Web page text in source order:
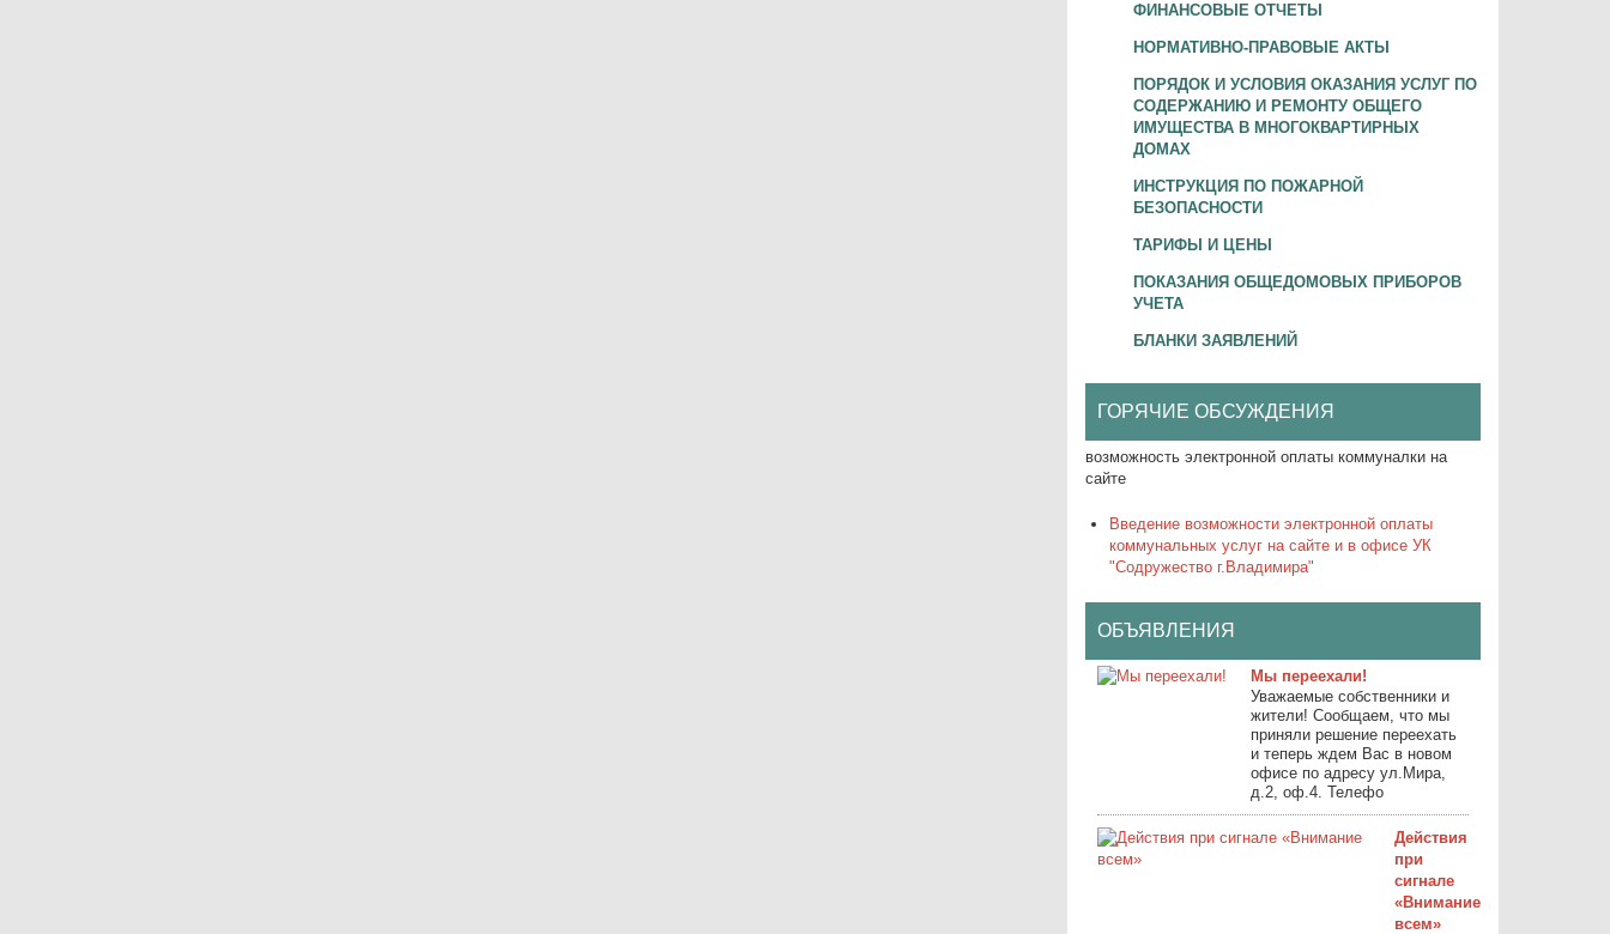
ФИНАНСОВЫЕ ОТЧЕТЫ
НОРМАТИВНО-ПРАВОВЫЕ АКТЫ
ПОРЯДОК И УСЛОВИЯ ОКАЗАНИЯ УСЛУГ ПО
СОДЕРЖАНИЮ И РЕМОНТУ ОБЩЕГО
ИМУЩЕСТВА В МНОГОКВАРТИРНЫХ
ДОМАХ
ИНСТРУКЦИЯ ПО ПОЖАРНОЙ
БЕЗОПАСНОСТИ
ТАРИФЫ И ЦЕНЫ
ПОКАЗАНИЯ ОБЩЕДОМОВЫХ ПРИБОРОВ
УЧЕТА
БЛАНКИ ЗАЯВЛЕНИЙ
ГОРЯЧИЕ ОБСУЖДЕНИЯ
возможность электронной оплаты коммуналки на
сайте
Введение возможности электронной оплаты
коммунальных услуг на сайте и в офисе УК
"Содружество г.Владимира"
ОБЪЯВЛЕНИЯ
Мы переехали!
Уважаемые собственники и
жители! Сообщаем, что мы
приняли решение переехать
и теперь ждем Вас в новом
офисе по адресу ул.Мира,
д.2, оф.4. Телефо
Действия
при
сигнале
«Внимание
всем»